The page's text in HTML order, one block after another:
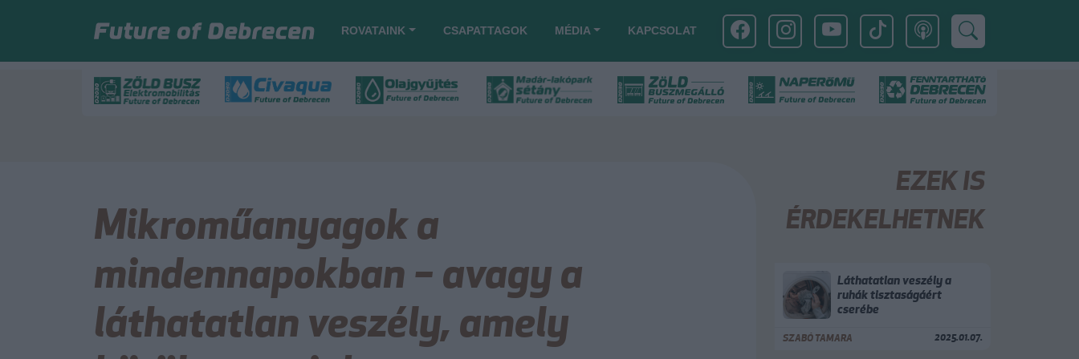
ROVATAINK CSAPATTAGOK MÉDIA KAPCSOLAT
Mikroműanyagok a
mindennapokban – avagy a
láthatatlan veszély, amely
EZEK IS
ÉRDEKELHETNEK
Láthatatlan veszély a
ruhák tisztaságáért
cserébe
SZABÓ TAMARA 2025.01.07.